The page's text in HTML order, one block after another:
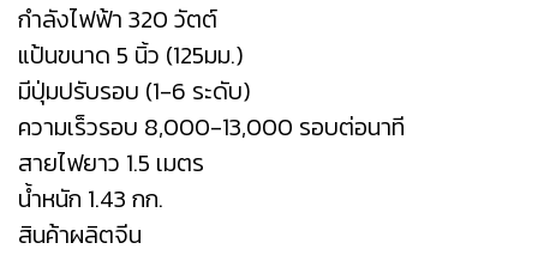
กำลังไฟฟ้า 320 วัตต์
แป้นขนาด 5 นิ้ว (125มม.)
มีปุ่มปรับรอบ (1-6 ระดับ)
ความเร็วรอบ 8,000-13,000 รอบต่อนาที
สายไฟยาว 1.5 เมตร
น้ำหนัก 1.43 กก.
สินค้าผลิตจีน